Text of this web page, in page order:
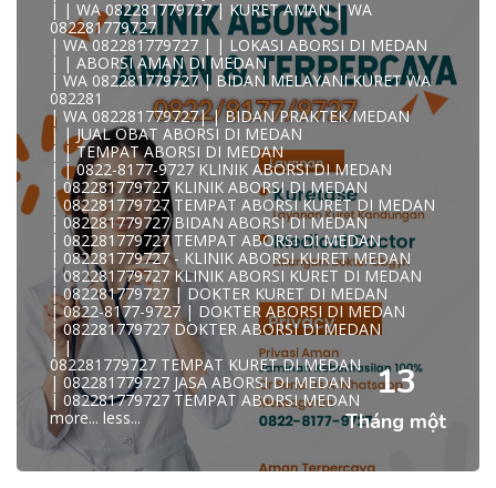
| | WA 082281779727 | KURET AMAN | WA
082281779727
| WA 082281779727 | | LOKASI ABORSI DI MEDAN
| | ABORSI AMAN DI MEDAN
| WA 082281779727 | BIDAN MELAYANI KURET WA
082281
| WA 082281779727| | BIDAN PRAKTEK MEDAN
| | JUAL OBAT ABORSI DI MEDAN
| | TEMPAT ABORSI DI MEDAN
| | 0822-8177-9727 KLINIK ABORSI DI MEDAN
| 082281779727 KLINIK ABORSI DI MEDAN
| 082281779727 TEMPAT ABORSI KURET DI MEDAN
| 082281779727 BIDAN ABORSI DI MEDAN
| 082281779727 TEMPAT ABORSI DI MEDAN
| 082281779727 - KLINIK ABORSI KURET MEDAN
| 082281779727 KLINIK ABORSI KURET DI MEDAN
| 082281779727 | DOKTER KURET DI MEDAN
| 0822-8177-9727 | DOKTER ABORSI DI MEDAN
| 082281779727 DOKTER ABORSI DI MEDAN
| |
082281779727 TEMPAT KURET DI MEDAN
| 082281779727 JASA ABORSI DI MEDAN
| 082281779727 TEMPAT ABORSI MEDAN
more... less...
13
Tháng một
KLINIK ABORSI KURET MEDAN WA 082281779727 KLINIK
A
0822/81779/727 TEMPAT ABORSI MEDAN
WA 082281779727 DOKTER ABORSI MEDAN
WA 082281779727 KLINIK ABORSI MEDAN
WA 082281779727 TEMPAT ABORSI KURET MEDAN
082281779727 BIDAN ABORSI DI MEDAN
082281779727 DOKTER ABORSI DI MEDAN
WA 0822*81779*727 TEMPAT ABORSI MEDAN
WA 082281779727 DOKTER KURET DI MEDAN
WA 082281779727 TEMPAT KURET DI MEDAN
WA 082281779727 JASA ABORSI DI MEDAN
| WA 082-281-779-727 KURET AMAN WA 082281779727
TE
| WA 082-281-779-727 LOKASI ABORSI DI MEDAN
082-281-779-727 ABORSI AMAN DI MEDAN
| WA 082281779727 BIDAN MELAYANI KURET WA
08228177
WA 082281779727 BIDAN PRAKTEK MEDAN
| KLINIK ABORSI MEDAN
WA 082281779727 TEMPAT ABORSI DI MEDAN
| 082281779727 KLINIK ABORSI MEDAN
| WA 0822-8177-9727 DOKTER ABORSI DI MEDAN
| WA 082*2817797*27 BIDAN ABORSI DI MEDAN
| WA 0822*81779*727 KLINIK KURET DI MEDAN
WA 082281779727 KURET AMAN | WA 082281779727
KLINI